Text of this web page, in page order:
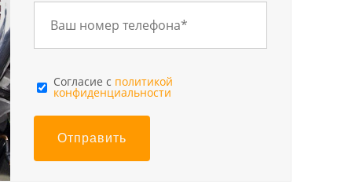
Cогласие с политикой
конфиденциальности
Отправить